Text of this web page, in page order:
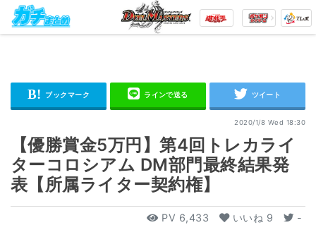
2020/1/8 Wed 18:30
【優勝賞金5万円】第4回トレカライ
ターコロシアム DM部門最終結果発
表【所属ライター契約権】
PV 6,433 いいね 9 -